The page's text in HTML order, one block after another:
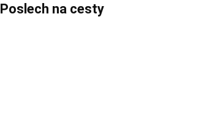
Poslech na cesty